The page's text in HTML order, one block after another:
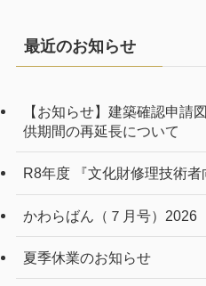
最近のお知らせ
【お知らせ】建築確認申請
供期間の再延長について
R8年度 『文化財修理技術
かわらばん（７月号）2026
夏季休業のお知らせ